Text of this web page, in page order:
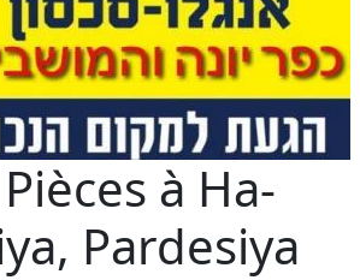
à Ha-
Pardesiya